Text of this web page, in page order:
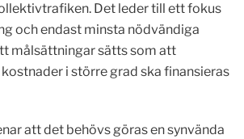
Det leder till ett fokus
och endast minsta nödvändiga
målsättningar sätts som att
i större grad ska finansieras
att det behövs göras en synvända